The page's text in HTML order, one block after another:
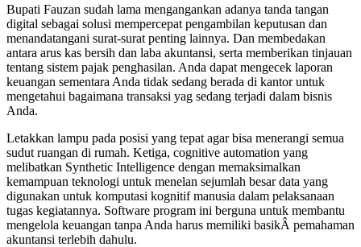
Bupati Fauzan sudah lama mengangankan adanya tanda tangan
digital sebagai solusi mempercepat pengambilan keputusan dan
menandatangani surat-surat penting lainnya. Dan membedakan
antara arus kas bersih dan laba akuntansi, serta memberikan tinjauan
tentang sistem pajak penghasilan. Anda dapat mengecek laporan
keuangan sementara Anda tidak sedang berada di kantor untuk
mengetahui bagaimana transaksi yag sedang terjadi dalam bisnis
Anda.
Letakkan lampu pada posisi yang tepat agar bisa menerangi semua
sudut ruangan di rumah. Ketiga, cognitive automation yang
melibatkan Synthetic Intelligence dengan memaksimalkan
kemampuan teknologi untuk menelan sejumlah besar data yang
digunakan untuk komputasi kognitif manusia dalam pelaksanaan
tugas kegiatannya. Software program ini berguna untuk membantu
mengelola keuangan tanpa Anda harus memiliki basikÂ pemahaman
akuntansi terlebih dahulu.